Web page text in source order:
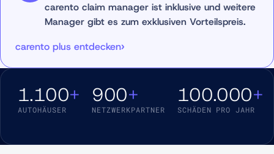
carento claim manager ist inklusive und weitere
Manager gibt es zum exklusiven Vorteilspreis.
carento plus entdecken
1.100+
AUTOHÄUSER
900+
NETZWERKPARTNER
100.000+
SCHÄDEN PRO JAHR